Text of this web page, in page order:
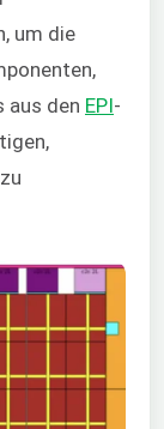
um die
aus den EPI-